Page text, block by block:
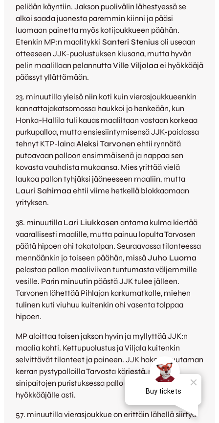
peliään käyntiin. Jakson puolivälin lähestyessä se
alkoi saada juonesta paremmin kiinni ja pääsi
luomaan painetta myös kotijoukkueen päähän.
Etenkin MP:n maalitykki Santeri Steniusoli useaan
otteeseen JJK-puolustuksen kiusana, mutta hyvän
pelin maalillaan pelannuttaVille Viljalaa ei hyökkääjä
päässyt yllättämään.
23. minuutilla yleisö niin koti kuin vierasjoukkueenkin
kannattajakatsomossa haukkoi jo henkeään, kun
Honka-Hallila tuli kauas maaliltaan vastaan korkeaa
purkupalloa, mutta ensiesiintymisensä JJK-paidassa
tehnyt KTP-lainaAleksi Tarvonen ehtii rynnätä
putoavaan palloon ensimmäisenä ja nappaa sen
kovasta vauhdista mukaansa. Mies yrittää vielä
laukoa pallon tyhjäksi jääneeseen maaliin, mutta
Lauri Sahimaa ehtii viime hetkellä blokkaamaan
yrityksen.
38. minuutilla Lari Liukkosen antama kulma kiertää
vaarallisesti maalille, mutta painuu lopulta Tarvosen
päätä hipoen ohi takatolpan. Seuraavassa tilanteessa
mennäänkin jo toiseen päähän, missäJuho Luoma
pelastaa pallon maaliviivan tuntumasta väljemmille
vesille. Parin minuutin päästä JJK tulee jälleen.
Tarvonen lähettää Pihlajan karkumatkalle, miehen
tulinen kuti viuhuu kuitenkin ohi vasenta tolppaa
hipoen.
MP aloittaa toisen jakson hyvin ja myllyttää JJK:n
maalia kohti. Kettupuolustus ja Viljala kuitenkin
selvittävät tilanteet ja paineen. JJK hakee muutaman
kerran pystypalloilla Tarvosta kärjestä, mutta
sinipaitojen puristuksessa pallo ei yllä aivan
hyökkääjälle asti.
57. minuutilla vierasjoukkue on erittäin lähellä siirtyä